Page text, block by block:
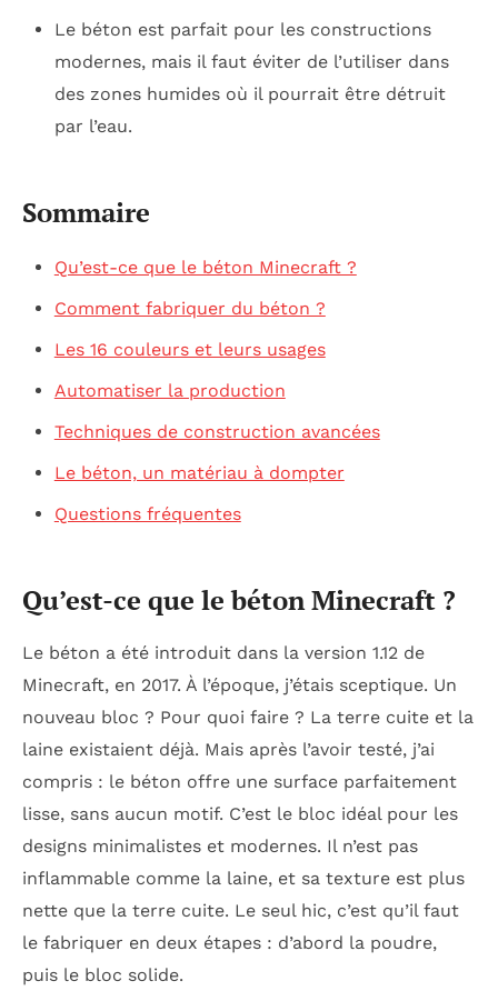
Le béton est parfait pour les constructions
modernes, mais il faut éviter de l’utiliser dans
des zones humides où il pourrait être détruit
par l’eau.
Sommaire
Qu’est-ce que le béton Minecraft ?
Comment fabriquer du béton ?
Les 16 couleurs et leurs usages
Automatiser la production
Techniques de construction avancées
Le béton, un matériau à dompter
Questions fréquentes
Qu’est-ce que le béton Minecraft ?
Le béton a été introduit dans la version 1.12 de
Minecraft, en 2017. À l’époque, j’étais sceptique. Un
nouveau bloc ? Pour quoi faire ? La terre cuite et la
laine existaient déjà. Mais après l’avoir testé, j’ai
compris : le béton offre une surface parfaitement
lisse, sans aucun motif. C’est le bloc idéal pour les
designs minimalistes et modernes. Il n’est pas
inflammable comme la laine, et sa texture est plus
nette que la terre cuite. Le seul hic, c’est qu’il faut
le fabriquer en deux étapes : d’abord la poudre,
puis le bloc solide.